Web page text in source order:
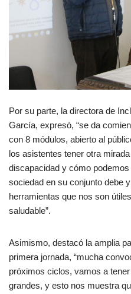
Por su parte, la directora de
García, expresó, “se da
con 8 módulos, abierto al
los asistentes tener otra
discapacidad y cómo
sociedad en su conjunto debe
herramientas que nos son
saludable”.
Asimismo, destacó la amplia
primera jornada, “mucha
próximos ciclos, vamos a
grandes, y esto nos muestra